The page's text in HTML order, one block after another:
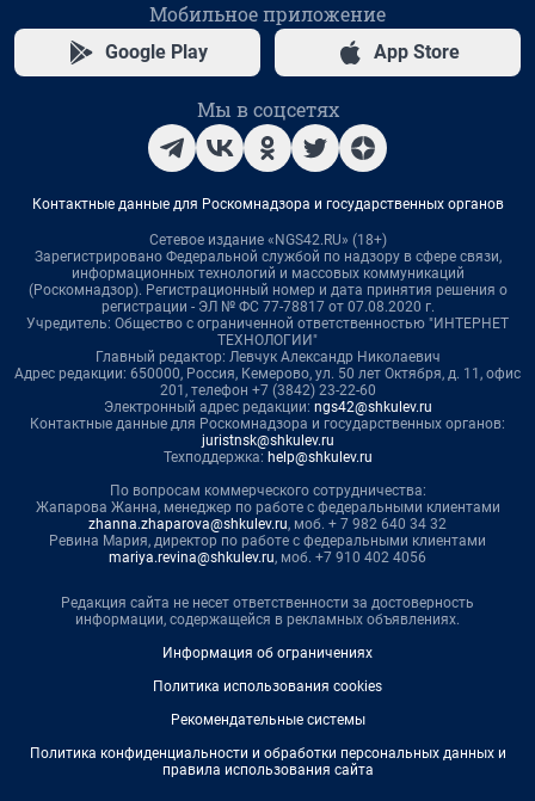
Мобильное приложение
Google Play App Store
Мы в соцсетях
Контактные данные для Роскомнадзора и государственных органов
Сетевое издание «NGS42.RU» (18+)
Зарегистрировано Федеральной службой по надзору в сфере связи,
информационных технологий и массовых коммуникаций
(Роскомнадзор). Регистрационный номер и дата принятия решения о
регистрации - ЭЛ № ФС 77-78817 от 07.08.2020 г.
Учредитель: Общество с ограниченной ответственностью "ИНТЕРНЕТ
ТЕХНОЛОГИИ"
Главный редактор: Левчук Александр Николаевич
Адрес редакции: 650000, Россия, Кемерово, ул. 50 лет Октября, д. 11, офис
201, телефон +7 (3842) 23-22-60
Электронный адрес редакции: ngs42@shkulev.ru
Контактные данные для Роскомнадзора и государственных органов:
juristnsk@shkulev.ru
Техподдержка: help@shkulev.ru
По вопросам коммерческого сотрудничества:
Жапарова Жанна, менеджер по работе с федеральными клиентами
zhanna.zhaparova@shkulev.ru, моб. + 7 982 640 34 32
Ревина Мария, директор по работе с федеральными клиентами
mariya.revina@shkulev.ru, моб. +7 910 402 4056
Редакция сайта не несет ответственности за достоверность
информации, содержащейся в рекламных объявлениях.
Информация об ограничениях
Политика использования cookies
Рекомендательные системы
Политика конфиденциальности и обработки персональных данных и
правила использования сайта